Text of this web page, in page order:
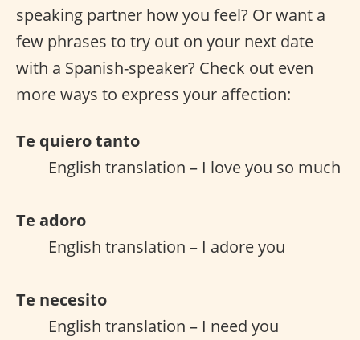
speaking partner how you feel? Or want a
few phrases to try out on your next date
with a Spanish-speaker? Check out even
more ways to express your affection:
Te quiero tanto
English translation – I love you so much
Te adoro
English translation – I adore you
Te necesito
English translation – I need you